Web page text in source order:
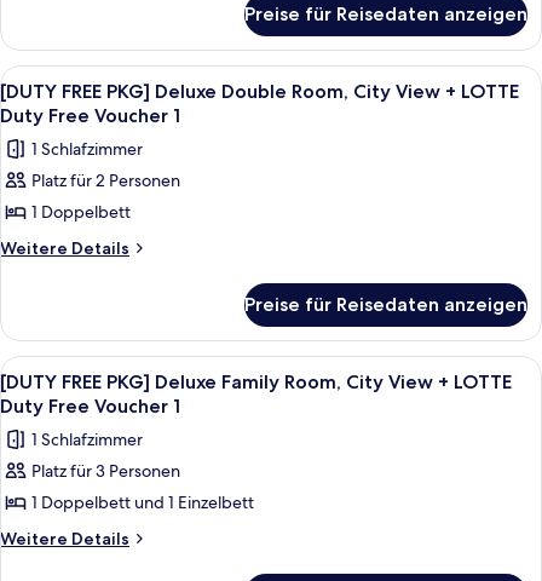
Ocean
View
+
LOTTE
Duty
Free
Voucher
anzeigen
FREE
PKG]
Deluxe
Double
Room,
Ocean
View
LOTTE
Duty
Free
Preise für Reisedaten anzeigen
Alle
Fotos
für
[DUTY
FREE
PKG]
Deluxe
City
View
+
LOTTE
Duty
Free
Voucher
anzeigen
Ein hohes, modernes Gebäude mit
6
[DUTY FREE PKG] Deluxe Double Room, City View + LOTTE
Duty Free Voucher 1
1 Schlafzimmer
Platz für 2 Personen
1 Doppelbett
Weitere Details
Weitere
FREE
PKG]
Deluxe
Double
Room,
City
View
LOTTE
Duty
Free
Preise für Reisedaten anzeigen
Alle
Fotos
für
[DUTY
FREE
PKG]
Deluxe
Ein hohes, modernes Gebäude mit
7
[DUTY FREE PKG] Deluxe Family Room, City View + LOTTE
Duty Free Voucher 1
1 Schlafzimmer
Platz für 3 Personen
1 Doppelbett und 1 Einzelbett
Weitere Details
Weitere